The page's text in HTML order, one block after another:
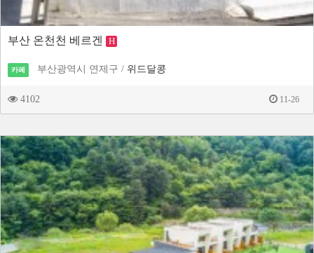
부산 온천천 베르겐 H
카페 부산광역시 연제구 / 위드달콩
4102 11-26